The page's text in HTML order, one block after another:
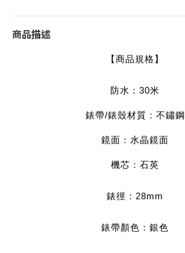
商品描述
【商品規格】
防水：30米
錶帶/錶殼材質：不鏽鋼
鏡面：水晶鏡面
機芯：石英
錶徑：28mm
錶帶顏色：銀色